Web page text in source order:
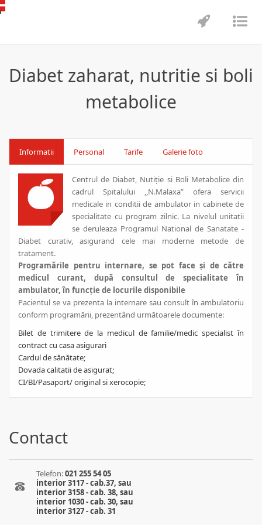
Diabet zaharat, nutritie si boli
metabolice
Informatii Personal Tarife Galerie foto
Centrul de Diabet, Nutiție si Boli Metabolice din
cadrul Spitalului ,,N.Malaxa” ofera servicii
medicale in conditii de ambulator in cabinete de
specialitate cu program zilnic. La nivelul unitatii
se deruleaza Programul National de Sanatate -
Diabet curativ, asigurand cele mai moderne metode de
tratament.
Programările pentru internare, se pot face și de către
medicul curant, după consultul de specialitate în
ambulator, în funcție de locurile disponibile
Pacientul se va prezenta la internare sau consult în ambulatoriu
conform programării, prezentând următoarele documente:
Bilet de trimitere de la medicul de familie/medic specialist în
contract cu casa asigurari
Cardul de sănătate;
Dovada calitatii de asigurat;
CI/BI/Pasaport/ original si xerocopie;
Contact
Telefon:021 255 54 05
interior 3117 - cab.37, sau
interior 3158 - cab. 38, sau
interior 1030 - cab. 30, sau
interior 3127 - cab. 31